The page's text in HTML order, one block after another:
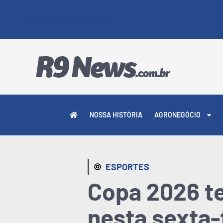
NOSSA HISTÓRIA AGRONEGÓCIO
ESPORTES
Copa 2026
nesta